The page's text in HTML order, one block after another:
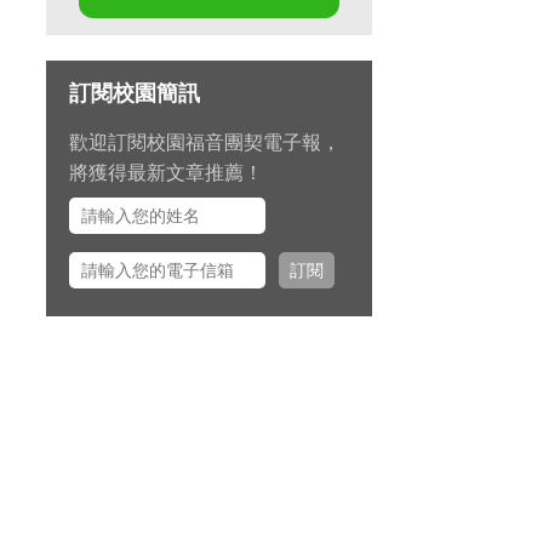
第十七屆畢業生同行營將於九月
推動禱告。
九月 15 日至十月 2 日期間，總
幹事左心泰牧師將與團契部主任
陳怡安傳道、大學事工組主任田
正平傳道一同前往美國多個城市
拜訪校園之友並舉辦校園之友
會，願主看顧出入平安、服事得
訂閱校園簡訊
歡迎訂閱校園福音團契電子報，
將獲得最新文章推薦！
訂閱